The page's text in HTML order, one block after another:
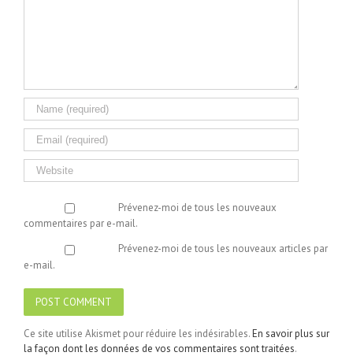
Prévenez-moi de tous les nouveaux
commentaires par e-mail.
Prévenez-moi de tous les nouveaux articles par
e-mail.
Ce site utilise Akismet pour réduire les indésirables.En savoir plus sur
la façon dont les données de vos commentaires sont traitées.